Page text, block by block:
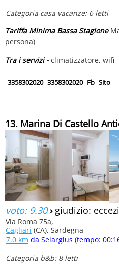
Categoria casa vacanze: 6 letti
Tariffa Minima Bassa Stagione
persona)
Tra i servizi -climatizzatore, wifi
3358302020 3358302020 Fb Sito
13. Marina Di Castello
voto: 9.30› giudizio:
Via Roma 75a,
Cagliari (CA), Sardegna
7.0 km da Selargius (tempo:
Categoria b&b: 8 letti